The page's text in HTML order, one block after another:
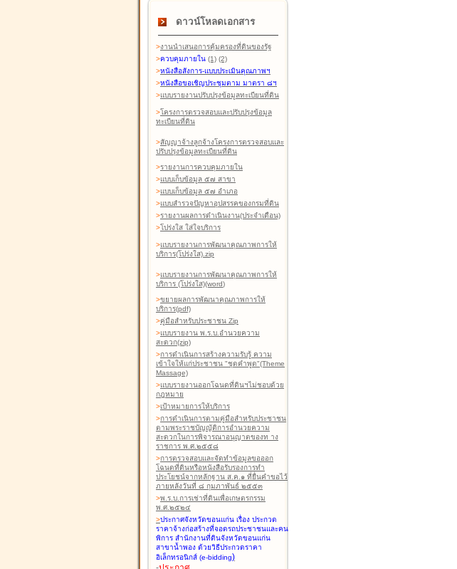
ดาวน์โหลดเอกสาร
>งานนำเสนอการคุ้มครองที่ดินของรัฐ
>ควบคุมภายใน (1) (2)
>หนังสือสังการ-แบบประเมินคุณภาพฯ
>หนังสือขอเชิญประชุมตาม มาตรา ๘ฯ
>แบบรายงานปรับปรุงข้อมูลทะเบียนที่ดิน
>โครงการตรวจสอบและปรับปรุงข้อมูล
ทะเบียนที่ดิน
>สัญญาจ้างลูกจ้างโครงการตรวจสอบและ
ปรับปรุงข้อมูลทะเบียนที่ดิน
>รายงานการควบคุมภายใน
>แบบเก็บข้อมูล ๕๗ สาขา
>แบบเก็บข้อมูล ๕๗ อำเภอ
>แบบสำรวจปัญหาอุปสรรคของกรมที่ดิน
>รายงานผลการดำเนินงาน(ประจำเดือน)
>โปร่งใส ใส่ใจบริการ
>แบบรายงานการพัฒนาคุณภาพการให้
บริการ(โปร่งใส).zip
>แบบรายงานการพัฒนาคุณภาพการให้
บริการ (โปร่งใส)(word)
>ขยายผลการพัฒนาคุณภาพการให้
บริการ(pdf)
>คู่มือสำหรับประชาชน Zip
>แบบรายงาน พ.ร.บ.อำนวยความ
สะดวก(zip)
>การดำเนินการสร้างความรับรู้ ความ
เข้าใจให้แก่ประชาชน "ชุดคำพูด"(Theme
Massage)
>แบบรายงานออกโฉนดที่ดินฯไม่ชอบด้วย
กฎหมาย
>เป้าหมายการให้บริการ
>การดำเนินการตามคู่มือสำหรับประชาชน
ตามพระราชบัญญัติการอำนวยความ
สะดวกในการพิจารณาอนุญาตของท าง
ราชการ พ.ศ.๒๕๕๘
>การตรวจสอบและจัดทำข้อมูลขอออก
โฉนดที่ดินหรือหนังสือรับรองการทำ
ประโยชน์จากหลักฐาน ส.ค.๑ ที่ยื่นคำขอไว้
ภายหลังวันที่ ๘ กุมภาพันธ์ ๒๕๕๓
>พ.ร.บ.การเช่าที่ดินเพื่อเกษตรกรรม
พ.ศ.๒๕๒๔
>ประกาศจังหวัดขอนแก่น เรื่อง ประกวด
ราคาจ้างก่อสร้างที่จอดรถประชาชนและคน
พิการ สำนักงานที่ดินจังหวัดขอนแก่น
สาขาน้ำพอง ด้วยวิธีประกวดราคา
อิเล็กทรอนิกส์ (e-bidding)